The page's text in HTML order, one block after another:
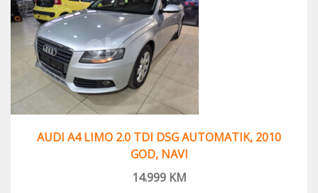
AUDI A4 LIMO 2.0 TDI DSG AUTOMATIK, 2010
GOD, NAVI
14.999KM